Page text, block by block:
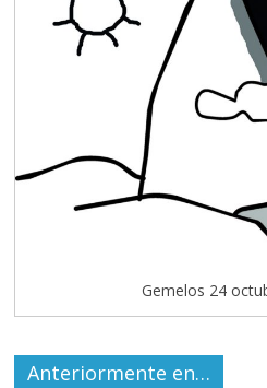
Gemelos 24
Anteriormente en…